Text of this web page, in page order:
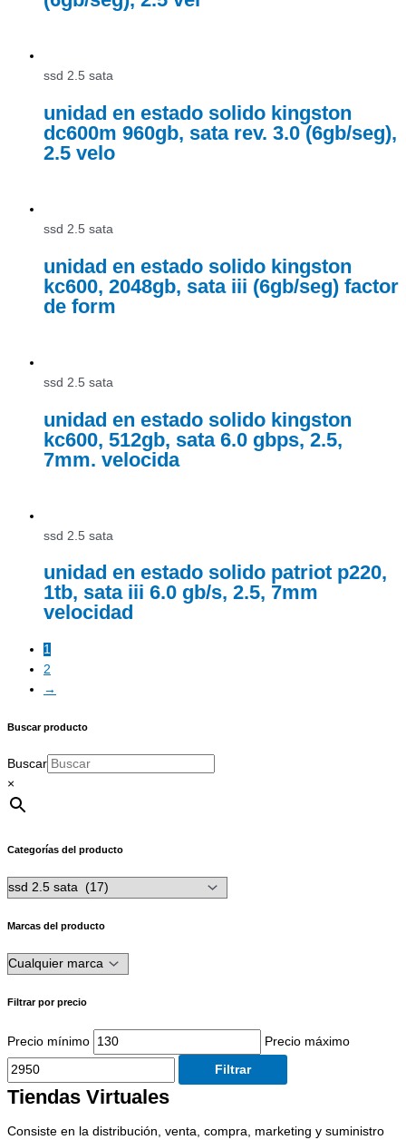
ssd 2.5 sata
unidad en estado solido kingston
dc600m 960gb, sata rev. 3.0 (6gb/seg),
2.5 velo
ssd 2.5 sata
unidad en estado solido kingston
kc600, 2048gb, sata iii (6gb/seg) factor
de form
ssd 2.5 sata
unidad en estado solido kingston
kc600, 512gb, sata 6.0 gbps, 2.5,
7mm. velocida
ssd 2.5 sata
unidad en estado solido patriot p220,
1tb, sata iii 6.0 gb/s, 2.5, 7mm
velocidad
1
2
→
Buscar producto
Buscar
×
Categorías del producto
Marcas del producto
Filtrar por precio
Precio mínimo Precio máximo
Filtrar
Tiendas Virtuales
Consiste en la distribución, venta, compra, marketing y suministro